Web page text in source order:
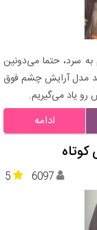
سرد، حتما می‌دونین
مدل آرایش چشم فوق
یاد می‌گیریم.
ادامه
5 6097